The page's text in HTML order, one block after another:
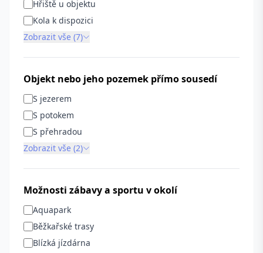
Hřiště u objektu
Kola k dispozici
Zobrazit vše (7)
Objekt nebo jeho pozemek přímo sousedí
S jezerem
S potokem
S přehradou
Zobrazit vše (2)
Možnosti zábavy a sportu v okolí
Aquapark
Běžkařské trasy
Blízká jízdárna